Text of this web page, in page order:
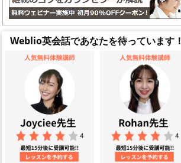
Weblio英会話であなたを待っています！